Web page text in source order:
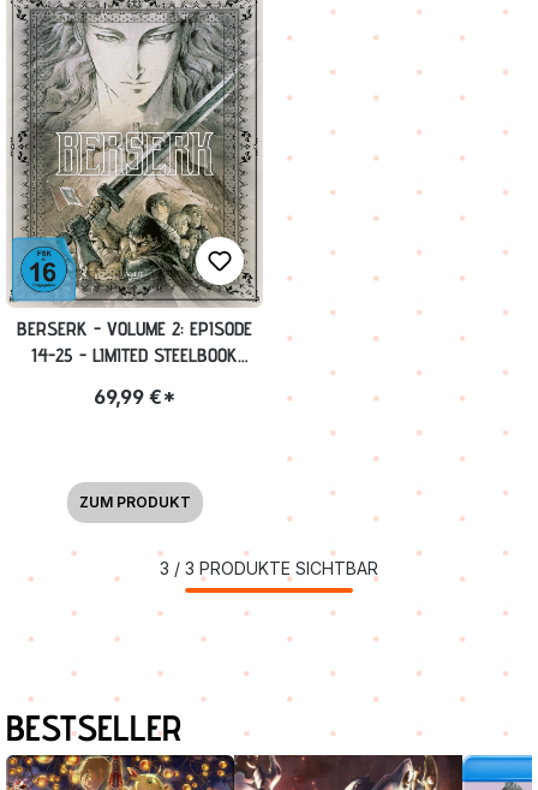
BERSERK - VOLUME 2: EPISODE
14-25 - LIMITED STEELBOOK
69,99 €*
ZUM PRODUKT
3 / 3 PRODUKTE SICHTBAR
Produktgalerie überspringen
BESTSELLER